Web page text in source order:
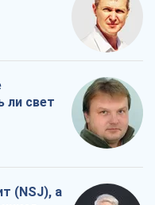
ли свет
(NSJ), а